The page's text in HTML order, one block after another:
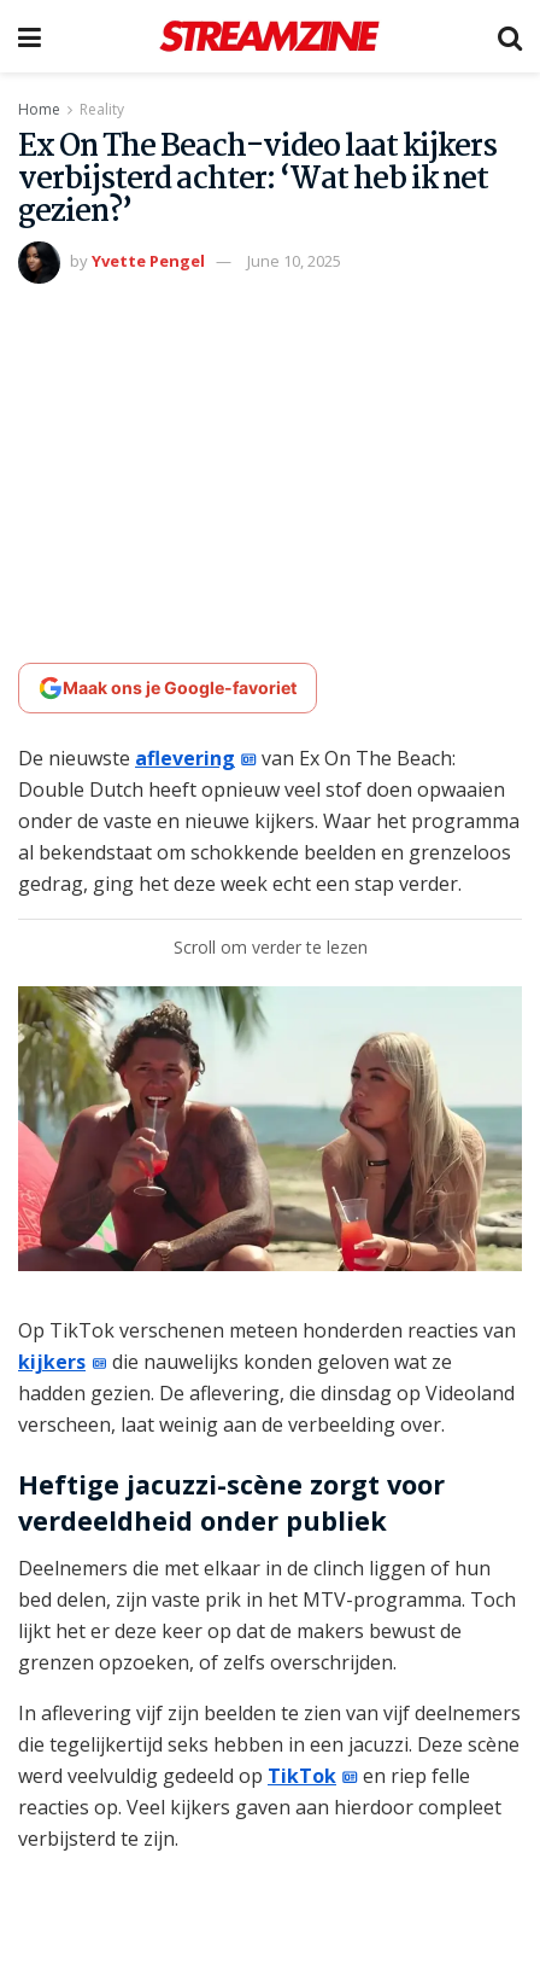
Home Reality
Ex On The Beach-video laat kijkers
verbijsterd achter: ‘Wat heb ik net
gezien?’
byYvette Pengel June 10, 2025
Maak ons je Google-favoriet
De nieuwste aflevering
van Ex On The Beach:
Double Dutch heeft opnieuw veel stof doen opwaaien
onder de vaste en nieuwe kijkers. Waar het programma
al bekendstaat om schokkende beelden en grenzeloos
gedrag, ging het deze week echt een stap verder.
Scroll om verder te lezen
Op TikTok verschenen meteen honderden reacties van
kijkers
die nauwelijks konden geloven wat ze
hadden gezien. De aflevering, die dinsdag op Videoland
verscheen, laat weinig aan de verbeelding over.
Heftige jacuzzi-scène zorgt voor
verdeeldheid onder publiek
Deelnemers die met elkaar in de clinch liggen of hun
bed delen, zijn vaste prik in het MTV-programma. Toch
lijkt het er deze keer op dat de makers bewust de
grenzen opzoeken, of zelfs overschrijden.
In aflevering vijf zijn beelden te zien van vijf deelnemers
die tegelijkertijd seks hebben in een jacuzzi. Deze scène
werd veelvuldig gedeeld op TikTok
en riep felle
reacties op. Veel kijkers gaven aan hierdoor compleet
verbijsterd te zijn.